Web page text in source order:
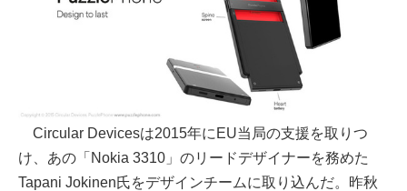
Circular Devicesは2015年にEU当局の支援を取りつ
け、あの「Nokia 3310」のリードデザイナーを務めた
Tapani Jokinen氏をデザインチームに取り込んだ。昨秋